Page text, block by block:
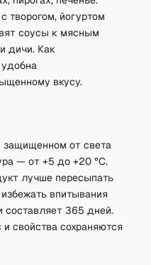
творогом, йогуртом
соусы к мясным
дичи. Как
вкусу.
защищенном от света
— от +5 до +20 °C.
лучше пересыпать
впитывания
составляет 365 дней.
свойства сохраняются